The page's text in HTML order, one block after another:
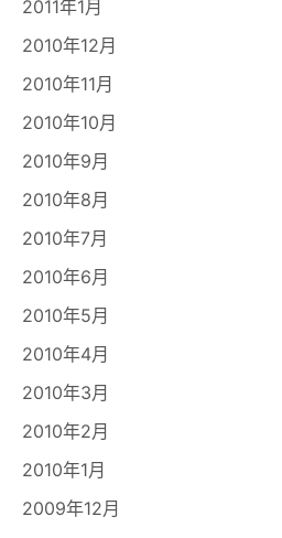
2011年1月
2010年12月
2010年11月
2010年10月
2010年9月
2010年8月
2010年7月
2010年6月
2010年5月
2010年4月
2010年3月
2010年2月
2010年1月
2009年12月